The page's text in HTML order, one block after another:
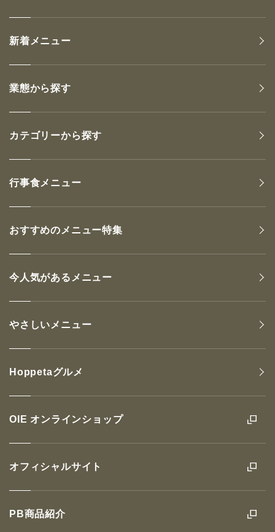
OIE オンラインショップ
オフィシャルサイト
PB商品紹介
新着メニュー
業態から探す
カテゴリーから探す
行事食メニュー
おすすめのメニュー特集
今人気があるメニュー
やさしいメニュー
Hoppetaグルメ